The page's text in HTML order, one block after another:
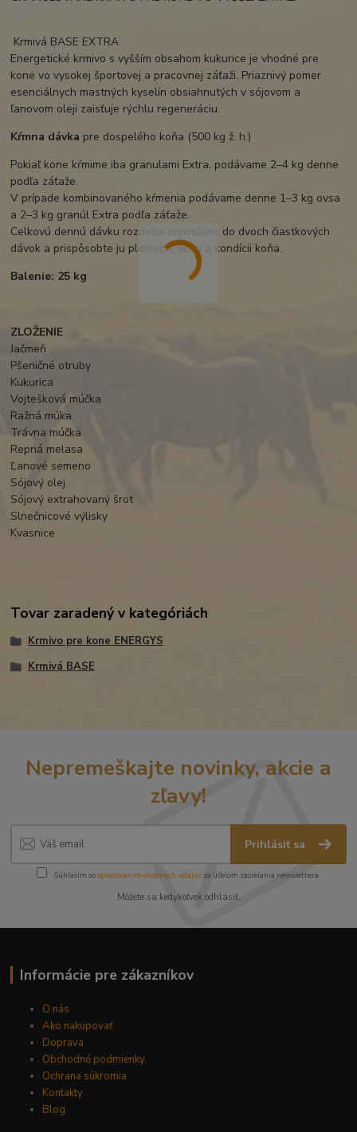
Krmivá BASE EXTRA
Energetické krmivo s vyšším obsahom kukurice je vhodné pre
kone vo vysokej športovej a pracovnej záťaži. Priaznivý pomer
esenciálnych mastných kyselín obsiahnutých v sójovom a
ľanovom oleji zaisťuje rýchlu regeneráciu.
Kŕmna dávka pre dospelého koňa (500 kg ž. h.)
Pokiaľ kone kŕmime iba granulami Extra, podávame 2–4 kg denne
podľa záťaže.
V prípade kombinovaného kŕmenia podávame denne 1–3 kg ovsa
a 2–3 kg granúl Extra podľa záťaže.
Celkovú dennú dávku rozdeľte minimálne do dvoch čiastkových
dávok a prispôsobte ju plemenu, veku a kondícii koňa.
Balenie: 25 kg
ZLOŽENIE
Jačmeň
Pšeničné otruby
Kukurica
Vojtešková múčka
Ražná múka
Trávna múčka
Repná melasa
Ľanové semeno
Sójový olej
Sójový extrahovaný šrot
Slnečnicové výlisky
Kvasnice
Tovar zaradený v kategóriách
Krmivo pre kone ENERGYS
Krmivá BASE
Nepremeškajte novinky, akcie a
zľavy!
Prihlásiť sa
Súhlasím sospracovaním osobných údajov za účelom zasielania newslettera.
Môžete sa kedykoľvek odhlásiť.
Informácie pre zákazníkov
O nás
Ako nakupovať
Doprava
Obchodné podmienky
Ochrana súkromia
Kontakty
Blog